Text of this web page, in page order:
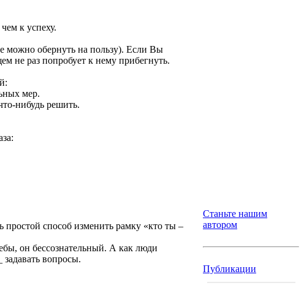
к успеху.
можно обернуть на пользу). Если Вы
не раз попробует к нему прибегнуть.
мер.
нибудь решить.
простой способ изменить рамку «кто ты –
он бессознательный. А как люди
вопросы.
Станьте нашим
автором
Публикации